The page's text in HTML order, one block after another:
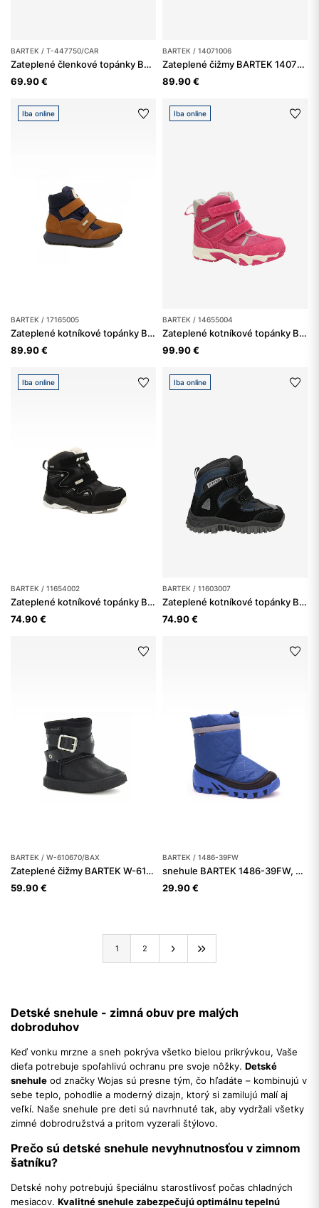
BARTEK / T-447750/CAR
Zateplené členkové topánky BARTEK T-447750/CAR, pre dievčatá, hnedé
69.90 €
BARTEK / 14071006
Zateplené čižmy BARTEK 14071006, pre dievčatá, biele
89.90 €
Iba online
BARTEK / 17165005
Zateplené kotníkové topánky BARTEK 17165005, hnedo-modré
89.90 €
Iba online
BARTEK / 14655004
Zateplené kotníkové topánky BARTEK 14655004, pre dievčatá, fuksiové
99.90 €
Iba online
BARTEK / 11654002
Zateplené kotníkové topánky BARTEK 11654002, čierne
74.90 €
Iba online
BARTEK / 11603007
Zateplené kotníkové topánky BARTEK 11603007, čierno-modré
74.90 €
BARTEK / W-610670/BAX
Zateplené čižmy BARTEK W-610670/BAX, pre dievčatá, čierne
59.90 €
BARTEK / 1486-39FW
snehule BARTEK 1486-39FW, pre chlapcov, modré
29.90 €
1 2
Detské snehule - zimná obuv pre malých
dobroduhov
Keď vonku mrzne a sneh pokrýva všetko bielou prikrývkou, Vaše
dieťa potrebuje spoľahlivú ochranu pre svoje nôžky. Detské
snehule od značky Wojas sú presne tým, čo hľadáte – kombinujú v
sebe teplo, pohodlie a moderný dizajn, ktorý si zamilujú malí aj
veľkí. Naše snehule pre deti sú navrhnuté tak, aby vydržali všetky
zimné dobrodružstvá a pritom vyzerali štýlovo.
Prečo sú detské snehule nevyhnutnosťou v zimnom
šatníku?
Detské nohy potrebujú špeciálnu starostlivosť počas chladných
mesiacov. Kvalitné snehule zabezpečujú optimálnu tepelnú